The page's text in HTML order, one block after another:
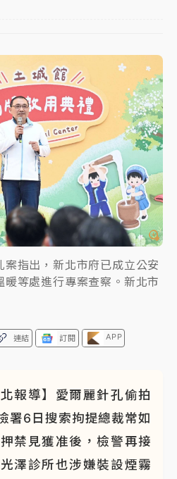
近！新北淡水赫見龍捲風 榕樹
部以北防豪雨 今晚、明天影
出不進 未移置車輛最高罰
指出，新北市府已成立公安
等處進行專案查察。新北市
連結 訂閱 APP
報導】愛爾麗針孔偷拍
署6日搜索拘提總裁常如
禁見獲准後，檢警再接
澤診所也涉嫌裝設煙霧